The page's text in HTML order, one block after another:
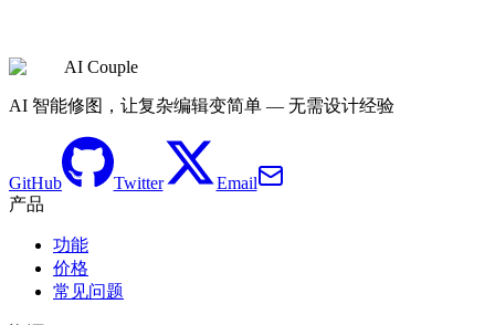
JPG、PNG 与 WebP
AI Couple
AI 智能修图，让复杂编辑变简单 — 无需设计经验
GitHub Twitter
Email
产品
功能
价格
常见问题